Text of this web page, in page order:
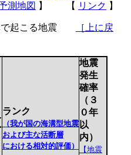
測地図 】 【 リンク 】
起こる地震
［上に戻
ランク
（我が国の海溝型地震
および主な活断層
における相対的評価）
地震
発生
確率
（３
０年
以
内）
【地震